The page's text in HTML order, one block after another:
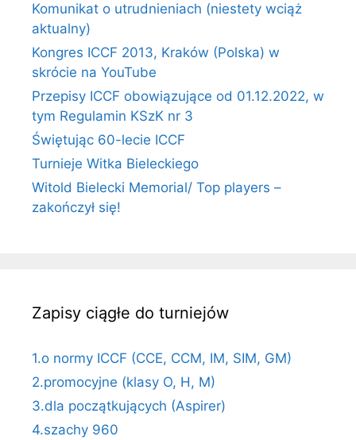
Komunikat o utrudnieniach (niestety wciąż
aktualny)
Kongres ICCF 2013, Kraków (Polska) w
skrócie na YouTube
Przepisy ICCF obowiązujące od 01.12.2022, w
tym Regulamin KSzK nr 3
Świętując 60-lecie ICCF
Turnieje Witka Bieleckiego
Witold Bielecki Memorial/ Top players –
zakończył się!
Zapisy ciągłe do turniejów
1.o normy ICCF (CCE, CCM, IM, SIM, GM)
2.promocyjne (klasy O, H, M)
3.dla początkujących (Aspirer)
4.szachy 960